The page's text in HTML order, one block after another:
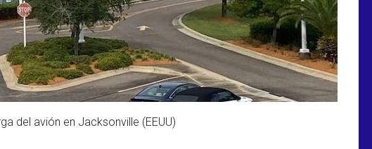
del avión en Jacksonville (EEUU)